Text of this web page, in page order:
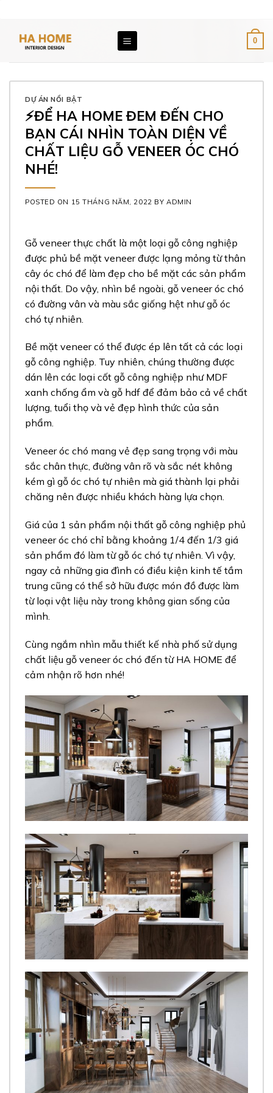
content
0
DỰ ÁN NỔI BẬT
⚡️ĐỂ HA HOME ĐEM ĐẾN CHO
BẠN CÁI NHÌN TOÀN DIỆN VỀ
CHẤT LIỆU GỖ VENEER ÓC CHÓ
NHÉ!
POSTED ON 15 THÁNG NĂM, 2022 BY ADMIN
Gỗ veneer thực chất là một loại gỗ công nghiệp
được phủ bề mặt veneer được lạng mỏng từ thân
cây óc chó để làm đẹp cho bề mặt các sản phẩm
nội thất. Do vậy, nhìn bề ngoài, gỗ veneer óc chó
có đường vân và màu sắc giống hệt như gỗ óc
chó tự nhiên.
Bề mặt veneer có thể được ép lên tất cả các loại
gỗ công nghiệp. Tuy nhiên, chúng thường được
dán lên các loại cốt gỗ công nghiệp như MDF
xanh chống ẩm và gỗ hdf để đảm bảo cả về chất
lượng, tuổi thọ và vẻ đẹp hình thức của sản
phẩm.
Veneer óc chó mang vẻ đẹp sang trọng với màu
sắc chân thực, đường vân rõ và sắc nét không
kém gì gỗ óc chó tự nhiên mà giá thành lại phải
chăng nên được nhiều khách hàng lựa chọn.
Giá của 1 sản phẩm nội thất gỗ công nghiệp phủ
veneer óc chó chỉ bằng khoảng 1/4 đến 1/3 giá
sản phẩm đó làm từ gỗ óc chó tự nhiên. Vì vậy,
ngay cả những gia đình có điều kiện kinh tế tầm
trung cũng có thể sở hữu được món đồ được làm
từ loại vật liệu này trong không gian sống của
mình.
Cùng ngắm nhìn mẫu thiết kế nhà phố sử dụng
chất liệu gỗ veneer óc chó đến từ HA HOME để
cảm nhận rõ hơn nhé!